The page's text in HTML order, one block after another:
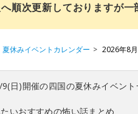
順次更新しておりますが一
夏休みイベントカレンダー 2026年8
日)開催の四国の夏休みイベント
たいおすすめの怖い話まとめ